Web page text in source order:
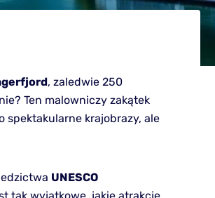
, zaledwie 250
Ten malowniczy zakątek
spektakularne krajobrazy, ale
UNESCO